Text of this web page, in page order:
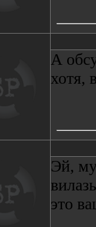
А
хотя,
Эй,
это